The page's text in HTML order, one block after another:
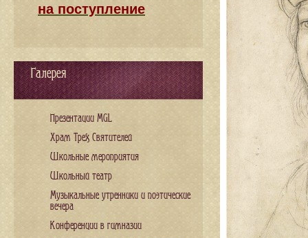
на поступление
Галерея
Презентации MGL
Храм Трех Святителей
Школьные мероприятия
Школьный театр
Музыкальные утренники и поэтические
вечера
Конференции в гимназии